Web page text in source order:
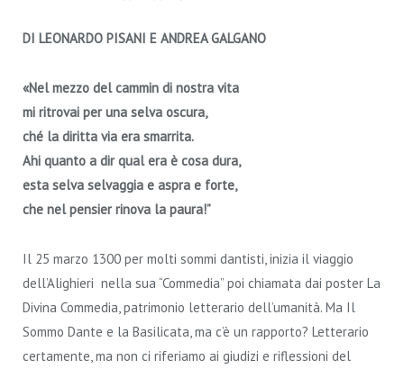
DI LEONARDO PISANI E ANDREA GALGANO
«Nel mezzo del cammin di nostra vita
mi ritrovai per una selva oscura,
ché la diritta via era smarrita.
Ahi quanto a dir qual era è cosa dura,
esta selva selvaggia e aspra e forte,
che nel pensier rinova la paura!”
Il 25 marzo 1300 per molti sommi dantisti, inizia il viaggio
dell’Alighieri nella sua “Commedia” poi chiamata dai poster La
Divina Commedia, patrimonio letterario dell’umanità. Ma Il
Sommo Dante e la Basilicata, ma c’è un rapporto? Letterario
certamente, ma non ci riferiamo ai giudizi e riflessioni del